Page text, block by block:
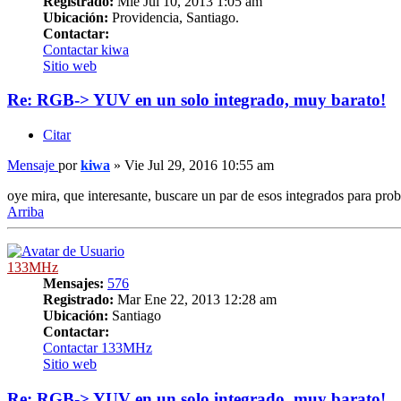
Ubicación: Providencia, Santiago.
Contactar:
Contactar kiwa
Sitio web
Re: RGB-> YUV en un solo integrado, muy barato!
Citar
Mensaje porkiwa » Vie Jul 29, 2016 10:55 am
oye mira, que interesante, buscare un par de esos integrados para
Arriba
133MHz
Mensajes: 576
Registrado: Mar Ene 22, 2013 12:28 am
Ubicación: Santiago
Contactar:
Contactar 133MHz
Sitio web